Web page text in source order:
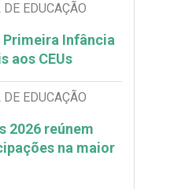
EDUCAÇÃO
Infância
aos CEUs
EDUCAÇÃO
2026 reúnem
na maior